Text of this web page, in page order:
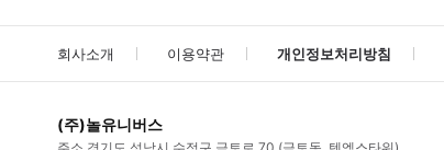
회사소개 이용약관 개인정보처리방침
(주)놀유니버스